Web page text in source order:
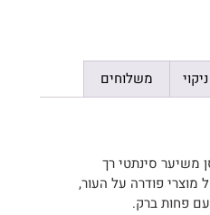
ניקוי משלוחים
משיער סינתטי רך
פודרה על העור,
פחות ברק.